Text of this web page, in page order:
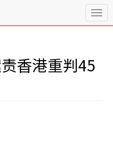
T
o
香港重判45